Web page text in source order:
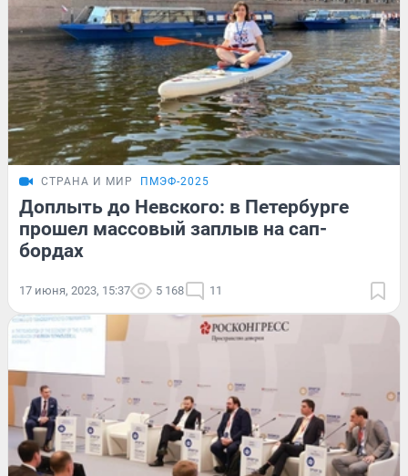
СТРАНА И МИР ПМЭФ-2025
Доплыть до Невского: в Петербурге
прошел массовый заплыв на сап-
бордах
17 июня, 2023, 15:37 5 168 11